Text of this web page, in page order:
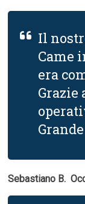
Il
Came
era
Grazie
Sebastiano B. 